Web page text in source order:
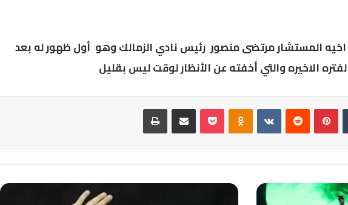
المستشار مرتضى منصور رئيس نادي الزمالك وهو أول ظهور له بعد
الاخيره والتي أخفته عن الأنظار لوقت ليس بقليل
بينتيريست Odnoklassniki
‫Pocket مشاركة عبر البريد طباعة
فيرمينو